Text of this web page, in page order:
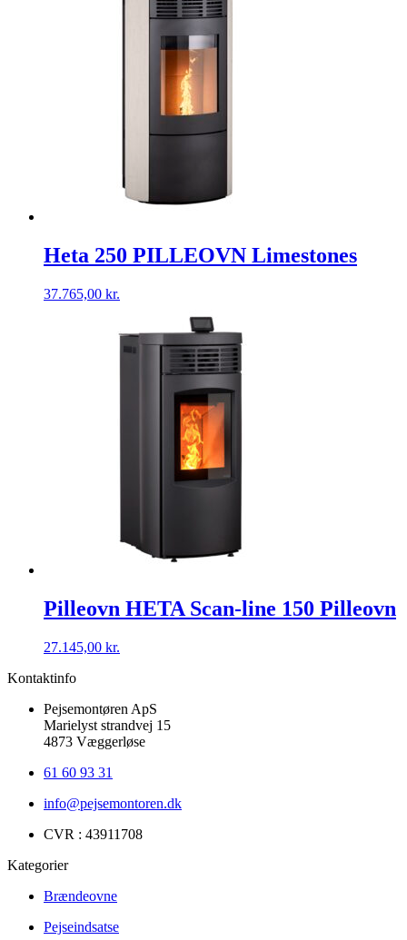
Heta 250 PILLEOVN Limestones
37.765,00 kr.
Pilleovn HETA Scan-line 150 Pilleovn
27.145,00 kr.
Kontaktinfo
Pejsemontøren ApS
Marielyst strandvej 15
4873 Væggerløse
61 60 93 31
info@pejsemontoren.dk
CVR : 43911708
Kategorier
Brændeovne
Pejseindsatse